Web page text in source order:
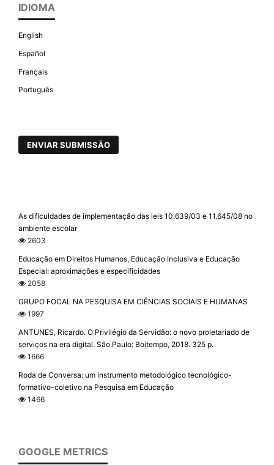
IDIOMA
English
Español
Français
Português
ENVIAR SUBMISSÃO
As dificuldades de implementação das leis 10.639/03 e 11.645/08 no
ambiente escolar
2603
Educação em Direitos Humanos, Educação Inclusiva e Educação
Especial: aproximações e especificidades
2058
GRUPO FOCAL NA PESQUISA EM CIÊNCIAS SOCIAIS E HUMANAS
1997
ANTUNES, Ricardo. O Privilégio da Servidão: o novo proletariado de
serviços na era digital. São Paulo: Boitempo, 2018. 325 p.
1666
Roda de Conversa: um instrumento metodológico tecnológico-
formativo-coletivo na Pesquisa em Educação
1466
GOOGLE METRICS